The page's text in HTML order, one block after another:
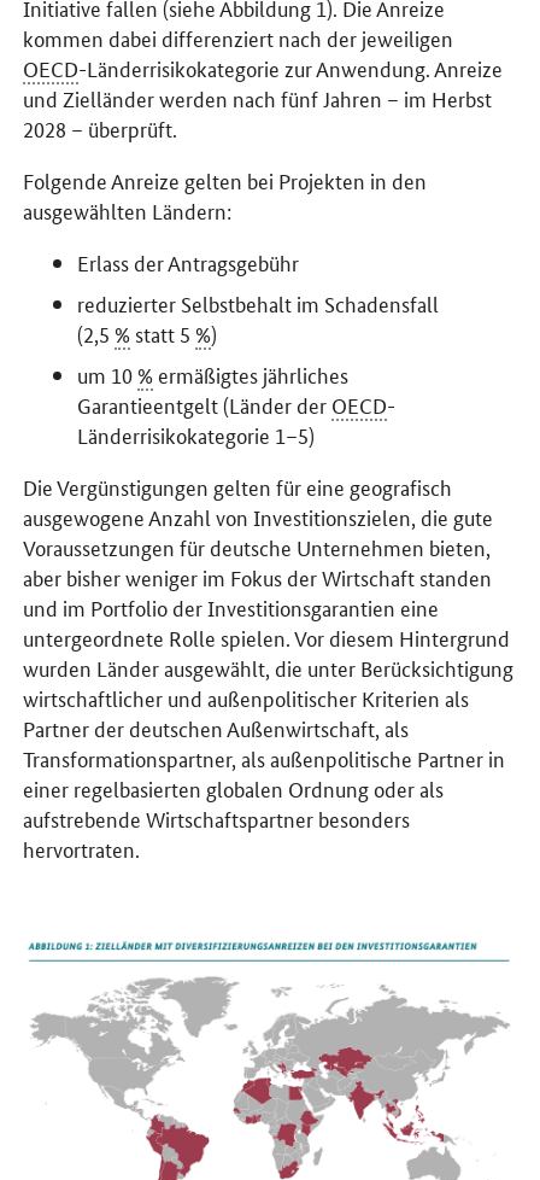
Initiative fallen (siehe Abbildung 1). Die Anreize
kommen dabei differenziert nach der jeweiligen
OECD-Länderrisikokategorie zur Anwendung. Anreize
und Zielländer werden nach fünf Jahren – im Herbst
2028 – überprüft.
Folgende Anreize gelten bei Projekten in den
ausgewählten Ländern:
Erlass der Antragsgebühr
reduzierter Selbstbehalt im Schadensfall
(2,5 % statt 5 %)
um 10 % ermäßigtes jährliches
Garantieentgelt (Länder der OECD-
Länderrisikokategorie 1–5)
Die Vergünstigungen gelten für eine geografisch
ausgewogene Anzahl von Investitionszielen, die gute
Voraussetzungen für deutsche Unternehmen bieten,
aber bisher weniger im Fokus der Wirtschaft standen
und im Portfolio der Investitionsgarantien eine
untergeordnete Rolle spielen. Vor diesem Hintergrund
wurden Länder ausgewählt, die unter Berücksichtigung
wirtschaftlicher und außenpolitischer Kriterien als
Partner der deutschen Außenwirtschaft, als
Transformationspartner, als außenpolitische Partner in
einer regelbasierten globalen Ordnung oder als
aufstrebende Wirtschaftspartner besonders
hervortraten.